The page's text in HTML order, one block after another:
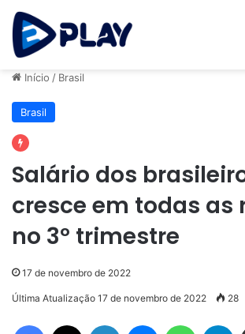
Início / Brasil
Brasil
Salário dos
cresce em todas as
no 3º trimestre
17 de novembro de 2022
Última Atualização 17 de novembro de 2022 28
Facebook Linkedin MessengerWhatsApp